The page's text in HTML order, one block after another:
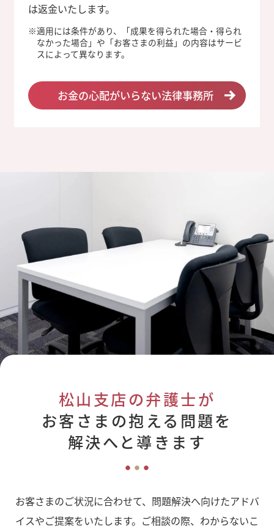
は返金いたします。
※適用には条件があり、「成果を得られた場合・得られ
なかった場合」や「お客さまの利益」の内容はサービ
スによって異なります。
お金の心配がいらない法律事務所
松山支店の弁護士が
お客さまの抱える問題を
解決へと導きます
お客さまのご状況に合わせて、問題解決へ向けたアドバ
イスやご提案をいたします。ご相談の際、わからないこ